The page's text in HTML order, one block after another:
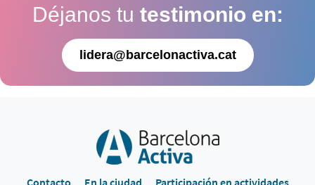
Déjanos tu testimonio en:
lidera@barcelonactiva.cat